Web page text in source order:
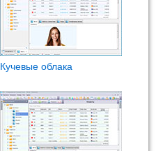
Кучевые облака